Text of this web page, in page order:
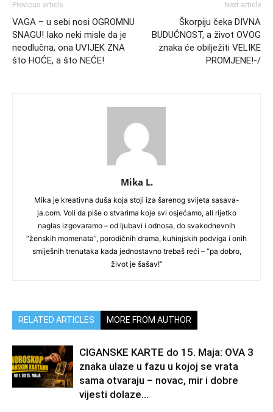
Previous article
VAGA – u sebi nosi OGROMNU
SNAGU! Iako neki misle da je
neodlučna, ona UVIJEK ZNA
što HOĆE, a što NEĆE!
Next article
Škorpiju čeka DIVNA
BUDUĆNOST, a život OVOG
znaka će obilježiti VELIKE
PROMJENE!-/
Mika L.
Mika je kreativna duša koja stoji iza šarenog svijeta sasava-
ja.com. Voli da piše o stvarima koje svi osjećamo, ali rijetko
naglas izgovaramo – od ljubavi i odnosa, do svakodnevnih
“ženskih momenata”, porodičnih drama, kuhinjskih podviga i onih
smiješnih trenutaka kada jednostavno trebaš reći – “pa dobro,
život je šašav!”
RELATED ARTICLES MORE FROM AUTHOR
CIGANSKE KARTE do 15. Maja: OVA 3
znaka ulaze u fazu u kojoj se vrata
sama otvaraju – novac, mir i dobre
vijesti dolaze...